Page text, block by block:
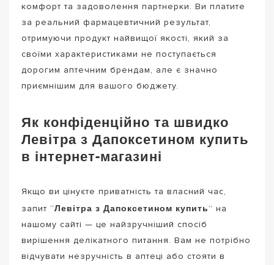
комфорт та задоволення партнерки. Ви платите
за реальний фармацевтичний результат,
отримуючи продукт найвищої якості, який за
своїми характеристиками не поступається
дорогим аптечним брендам, але є значно
приємнішим для вашого бюджету.
Як конфіденційно та швидко
Левітра з Дапоксетином купить
в інтернет-магазині
Якщо ви цінуєте приватність та власний час,
запит “Левітра з Дапоксетином купить” на
нашому сайті — це найзручніший спосіб
вирішення делікатного питання. Вам не потрібно
відчувати незручність в аптеці або стояти в